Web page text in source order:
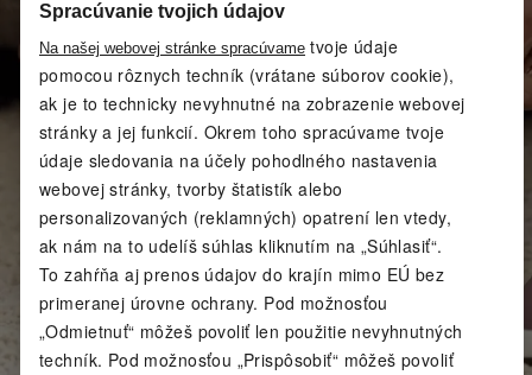
Spracúvanie tvojich údajov
Na našej webovej stránke spracúvame tvoje údaje
pomocou rôznych techník (vrátane súborov cookie),
ak je to technicky nevyhnutné na zobrazenie webovej
stránky a jej funkcií. Okrem toho spracúvame tvoje
údaje sledovania na účely pohodlného nastavenia
webovej stránky, tvorby štatistík alebo
personalizovaných (reklamných) opatrení len vtedy,
ak nám na to udelíš súhlas kliknutím na „Súhlasiť“.
To zahŕňa aj prenos údajov do krajín mimo EÚ bez
primeranej úrovne ochrany. Pod možnosťou
„Odmietnuť“ môžeš povoliť len použitie nevyhnutných
techník. Pod možnosťou „Prispôsobiť“ môžeš povoliť